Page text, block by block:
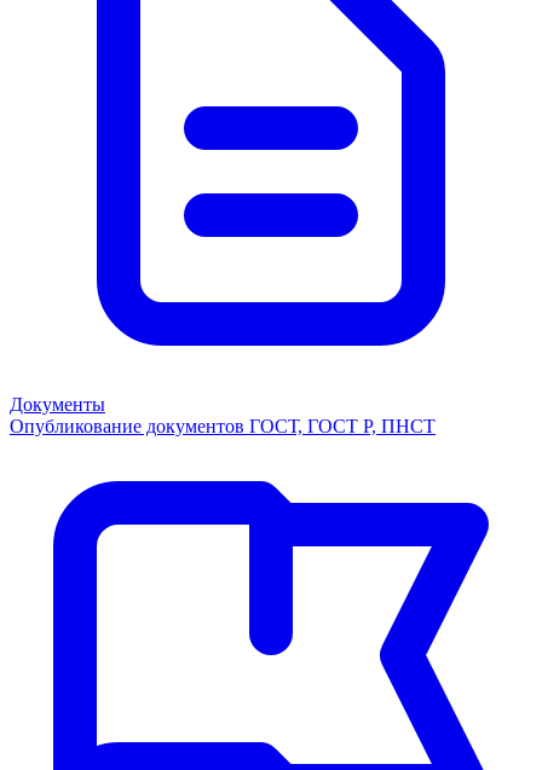
Документы
Опубликование документов ГОСТ, ГОСТ Р, ПНСТ